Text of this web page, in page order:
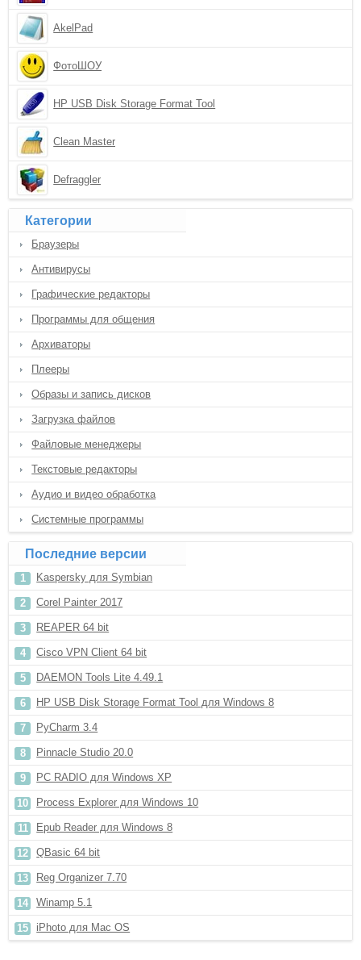
AkelPad
ФотоШОУ
HP USB Disk Storage Format Tool
Clean Master
Defraggler
Категории
Браузеры
Антивирусы
Графические редакторы
Программы для общения
Архиваторы
Плееры
Образы и запись дисков
Загрузка файлов
Файловые менеджеры
Текстовые редакторы
Аудио и видео обработка
Системные программы
Последние версии
Kaspersky для Symbian
Corel Painter 2017
REAPER 64 bit
Cisco VPN Client 64 bit
DAEMON Tools Lite 4.49.1
HP USB Disk Storage Format Tool для Windows 8
PyCharm 3.4
Pinnacle Studio 20.0
PC RADIO для Windows XP
Process Explorer для Windows 10
Epub Reader для Windows 8
QBasic 64 bit
Reg Organizer 7.70
Winamp 5.1
iPhoto для Mac OS